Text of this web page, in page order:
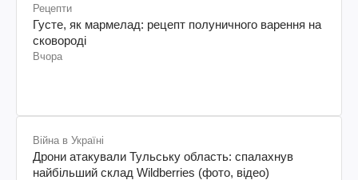
Рецепти
Густе, як мармелад: рецепт полуничного варення на
сковороді
Вчора
Війна в Україні
Дрони атакували Тульську область: спалахнув
найбільший склад Wildberries (фото, відео)